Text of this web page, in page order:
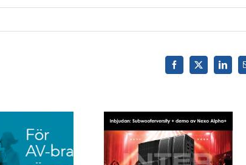
Facebook
X